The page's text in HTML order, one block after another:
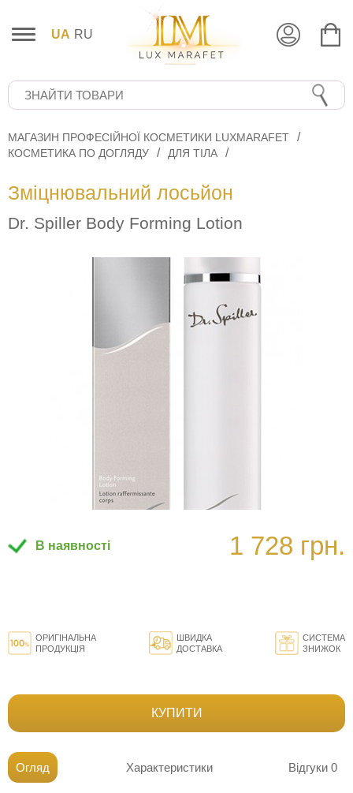
UA RU
МАГАЗИН ПРОФЕСІЙНОЇ КОСМЕТИКИ LUXMARAFET
КОСМЕТИКА ПО ДОГЛЯДУ
ДЛЯ ТІЛА
Зміцнювальний лосьйон
Dr. Spiller Body Forming Lotion
В наявності 1 728 грн.
ОРИГІНАЛЬНА
ПРОДУКЦІЯ
ШВИДКА
ДОСТАВКА
СИСТЕМА
ЗНИЖОК
КУПИТИ
Огляд Характеристики Відгуки 0